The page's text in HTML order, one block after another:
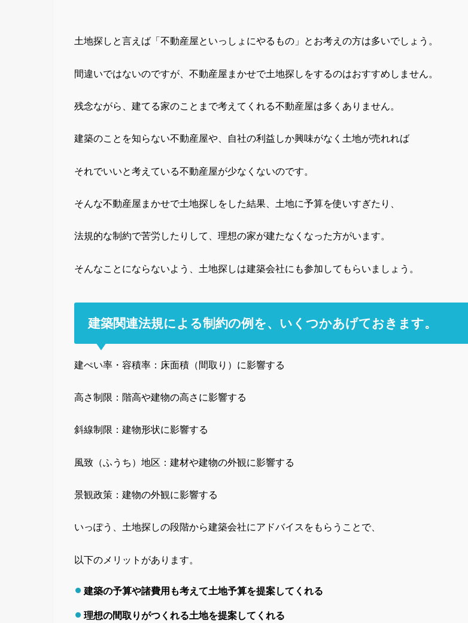
土地探しと言えば「不動産屋といっしょにやるもの」とお考えの方は多いでしょう。
間違いではないのですが、不動産屋まかせで土地探しをするのはおすすめしません。
残念ながら、建てる家のことまで考えてくれる不動産屋は多くありません。
建築のことを知らない不動産屋や、自社の利益しか興味がなく土地が売れれば
それでいいと考えている不動産屋が少なくないのです。
そんな不動産屋まかせで土地探しをした結果、土地に予算を使いすぎたり、
法規的な制約で苦労したりして、理想の家が建たなくなった方がいます。
そんなことにならないよう、土地探しは建築会社にも参加してもらいましょう。
建築関連法規による制約の例を、いくつかあげておきます。
建ぺい率・容積率：床面積（間取り）に影響する
高さ制限：階高や建物の高さに影響する
斜線制限：建物形状に影響する
風致（ふうち）地区：建材や建物の外観に影響する
景観政策：建物の外観に影響する
いっぽう、土地探しの段階から建築会社にアドバイスをもらうことで、
以下のメリットがあります。
建築の予算や諸費用も考えて土地予算を提案してくれる
理想の間取りがつくれる土地を提案してくれる